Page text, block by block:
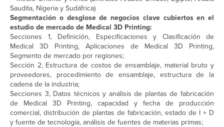
Saudita, Nigeria y Sudáfrica)
Segmentación o desglose de negocios clave cubiertos en el
estudio de mercado de Medical 3D Printing:
Secciones 1, Definición, Especificaciones y Clasificación de
Medical 3D Printing, Aplicaciones de Medical 3D Printing,
Segmento de mercado por regiones;
Sección 2, Estructura de costos de ensamblaje, material bruto y
proveedores, procedimiento de ensamblaje, estructura de la
cadena de la industria;
Secciones 3, Datos técnicos y análisis de plantas de fabricación
de Medical 3D Printing, capacidad y fecha de producción
comercial, distribución de plantas de fabricación, estado de I + D
y fuente de tecnología, análisis de fuentes de materias primas;